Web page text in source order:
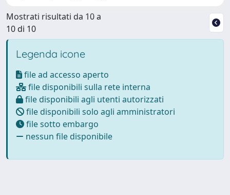
Mostrati risultati da 10 a
10 di 10
Legenda icone
file ad accesso aperto
file disponibili sulla rete interna
file disponibili agli utenti autorizzati
file disponibili solo agli amministratori
file sotto embargo
nessun file disponibile